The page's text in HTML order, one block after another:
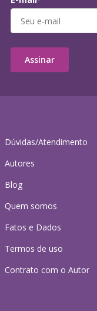
Dúvidas/Atendimento
Autores
Blog
Quem somos
Fatos e Dados
Termos de uso
Contrato com o Autor
Assinar